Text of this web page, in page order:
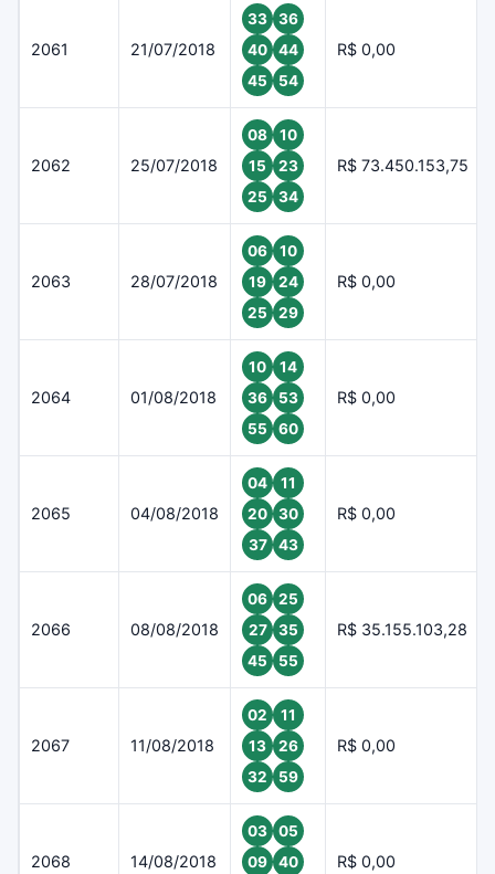
2061 21/07/2018
33
36
40
44
45
54
R$ 0,00
2062 25/07/2018
08
10
15
23
25
34
R$ 73.450.153,75
2063 28/07/2018
06
10
19
24
25
29
R$ 0,00
2064 01/08/2018
10
14
36
53
55
60
R$ 0,00
2065 04/08/2018
04
11
20
30
37
43
R$ 0,00
2066 08/08/2018
06
25
27
35
45
55
R$ 35.155.103,28
2067 11/08/2018
02
11
13
26
32
59
R$ 0,00
2068 14/08/2018
03
05
09
40
R$ 0,00